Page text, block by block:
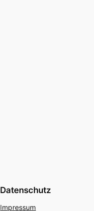
Datenschutz
Impressum